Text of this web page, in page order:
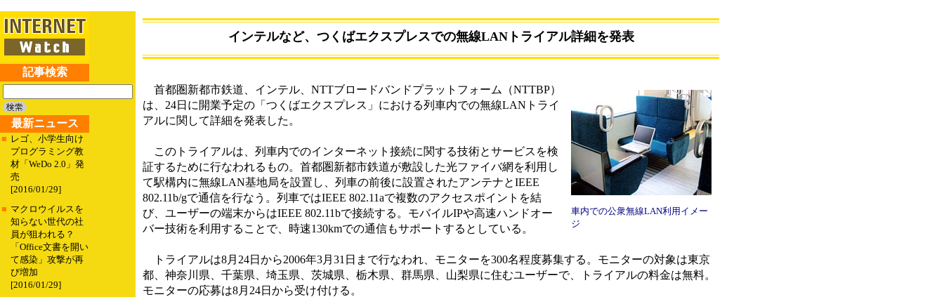
記事検索
最新ニュース
■ レゴ、小学生向け
プログラミング教
材「WeDo 2.0」発
売
[2016/01/29]
■ マクロウイルスを
知らない世代の社
員が狙われる？
「Office文書を開い
て感染」攻撃が再
び増加
[2016/01/29]
インテルなど、つくばエクスプレスでの無線LANトライアル詳細を発表
車内での公衆無線LAN利用イメー
ジ
首都圏新都市鉄道、インテル、NTTブロードバンドプラットフォーム（NTTBP）
は、24日に開業予定の「つくばエクスプレス」における列車内での無線LANトライ
アルに関して詳細を発表した。
このトライアルは、列車内でのインターネット接続に関する技術とサービスを検
証するために行なわれるもの。首都圏新都市鉄道が敷設した光ファイバ網を利用し
て駅構内に無線LAN基地局を設置し、列車の前後に設置されたアンテナとIEEE
802.11b/gで通信を行なう。列車ではIEEE 802.11aで複数のアクセスポイントを結
び、ユーザーの端末からはIEEE 802.11bで接続する。モバイルIPや高速ハンドオー
バー技術を利用することで、時速130kmでの通信もサポートするとしている。
トライアルは8月24日から2006年3月31日まで行なわれ、モニターを300名程度募集する。モニターの対象は東京
都、神奈川県、千葉県、埼玉県、茨城県、栃木県、群馬県、山梨県に住むユーザーで、トライアルの料金は無料。
モニターの応募は8月24日から受け付ける。